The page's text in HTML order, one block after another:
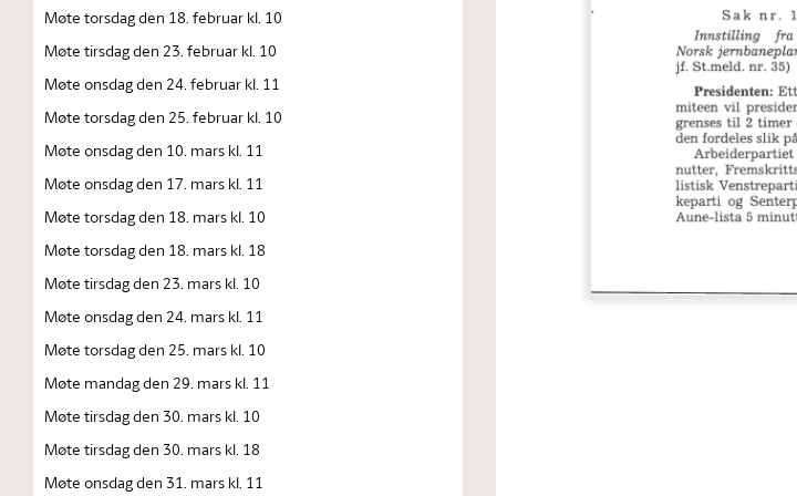
Møte torsdag den 18. februar kl. 10
Møte tirsdag den 23. februar kl. 10
Møte onsdag den 24. februar kl. 11
Møte torsdag den 25. februar kl. 10
Møte onsdag den 10. mars kl. 11
Møte onsdag den 17. mars kl. 11
Møte torsdag den 18. mars kl. 10
Møte torsdag den 18. mars kl. 18
Møte tirsdag den 23. mars kl. 10
Møte onsdag den 24. mars kl. 11
Møte torsdag den 25. mars kl. 10
Møte mandag den 29. mars kl. 11
Møte tirsdag den 30. mars kl. 10
Møte tirsdag den 30. mars kl. 18
Møte onsdag den 31. mars kl. 11